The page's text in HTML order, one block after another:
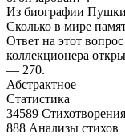
Из биографии
Сколько в мире
Ответ на этот
коллекционера
— 270.
Абстрактное
Статистика
34589 Стихотворения
888 Анализы стихов